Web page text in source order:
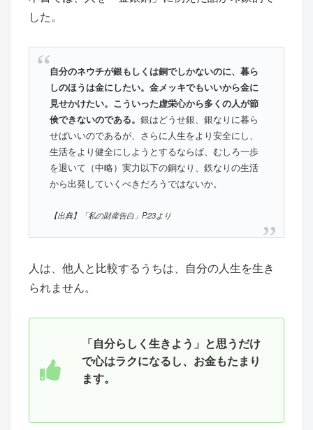
した。
自分のネウチが銀もしくは銅でしかないのに、暮ら
しのほうは金にしたい。金メッキでもいいから金に
見せかけたい。こういった虚栄心から多くの人が節
倹できないのである。 銀はどうせ銀、銀なりに暮ら
せばいいのであるが、さらに人生をより安全にし、
生活をより健全にしようとするならば、むしろ一歩
を退いて（中略）実力以下の銅なり、鉄なりの生活
から出発していくべきだろうではないか。
【出典】「私の財産告白」P.23より
人は、他人と比較するうちは、自分の人生を生き
られません。
「自分らしく生きよう」と思うだけ
で心はラクになるし、お金もたまり
ます。